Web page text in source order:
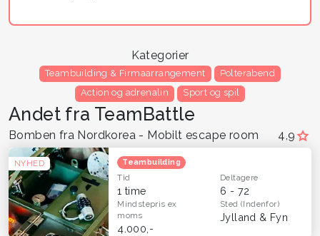
Kategorier
Teambuilding & Firmaarrangement
Polterabend
Action og adrenalin
Sport og spil
Andet fra TeamBattle
4,9
NYHED
Bomben fra Nordkorea - Mobilt escape room
Teambuilding
Tid
1 time
Deltagere
6 - 72
Mindstepris ex
moms
4.000,-
Sted(Indenfor)
Jylland & Fyn